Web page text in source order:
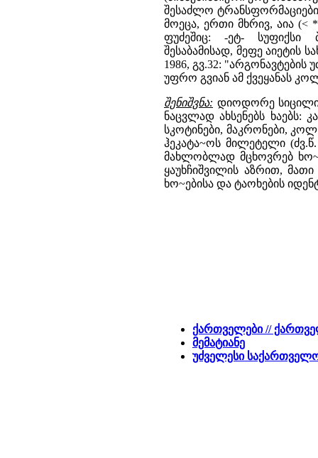
შესაძლო
მოეცა, ერთი მხრივ, აია (<
ფუძეშიც: -ეტ- სუფიქსი
შესაბამისად, მეფე აიეტის
1986, გვ.32: "არგონავტების
უფრო გვიან ამ ქვეყანას
შენიშვნა: დიოდორე
ნაცვლად ახსენებს ხაებს:
სკოტინები, მაკრონები,
ჰეკატა~ოს მილეტელი
მახლობლად მცხოვრებ
ყაუხჩიშვილის აზრით,
ხო~ებისა და ტაოხების
ქართველები //
მემატიანე
უძველესი